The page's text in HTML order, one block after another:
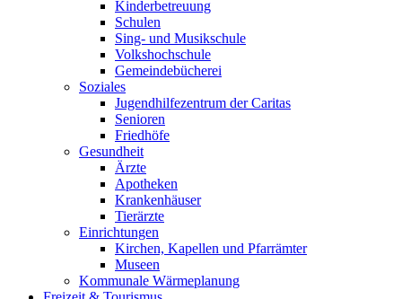
Kinderbetreuung
Schulen
Sing- und Musikschule
Volkshochschule
Gemeindebücherei
Soziales
Jugendhilfezentrum der Caritas
Senioren
Friedhöfe
Gesundheit
Ärzte
Apotheken
Krankenhäuser
Tierärzte
Einrichtungen
Kirchen, Kapellen und Pfarrämter
Museen
Kommunale Wärmeplanung